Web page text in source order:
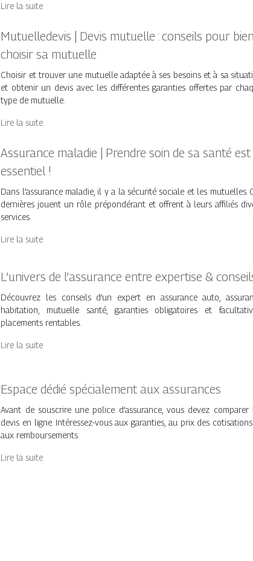
Lire la suite
Mutuelledevis | Devis mutuelle : conseils pour bien
choisir sa mutuelle
Choisir et trouver une mutuelle adaptée à ses besoins et à sa
et obtenir un devis avec les différentes garanties offertes par
type de mutuelle.
Lire la suite
Assurance maladie | Prendre soin de sa santé est
essentiel !
Dans l’assurance maladie, il y a la sécurité sociale et les mutuelles.
dernières jouent un rôle prépondérant et offrent à leurs affiliés
services.
Lire la suite
L’univers de l’assurance entre expertise &
Découvrez les conseils d’un expert en assurance auto,
habitation, mutuelle santé, garanties obligatoires et
placements rentables.
Lire la suite
Espace dédié spécialement aux assurances
Avant de souscrire une police d’assurance, vous devez comparer
devis en ligne. Intéressez-vous aux garanties, au prix des
aux remboursements.
Lire la suite